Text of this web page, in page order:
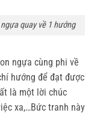
quay về 1 hướng
ngựa cùng phi về
hướng để đạt được
là một lời chúc
xa,…Bức tranh này